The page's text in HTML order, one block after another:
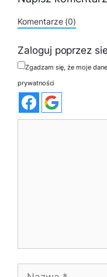
Komentarze (0)
Zaloguj poprzez
Zgadzam się, że moje
prywatności
Nazwa